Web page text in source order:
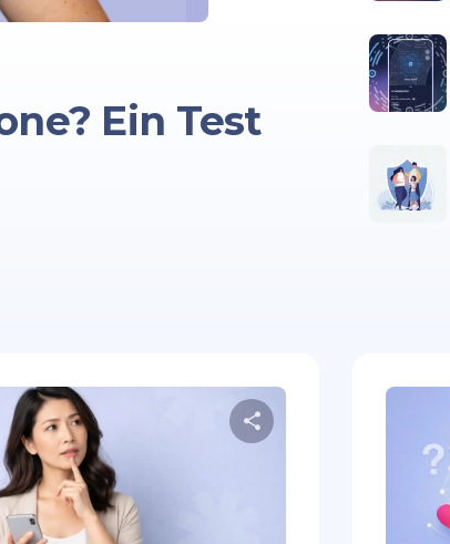
Ein Test
Diesen Artikel